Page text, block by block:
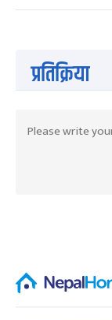
प्रतिक्रिया